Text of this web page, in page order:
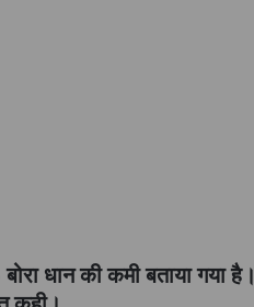
धान की कमी बताया गया